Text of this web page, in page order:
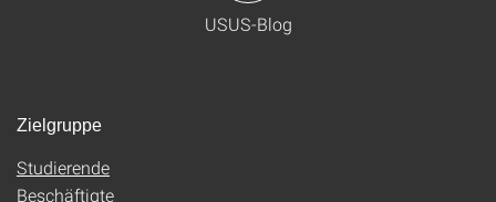
USUS-Blog
Zielgruppe
Studierende
Beschäftigte